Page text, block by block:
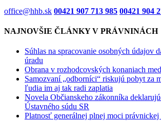
office@hhb.sk 00421 907 713 985 00421 904
NAJNOVŠIE ČLÁNKY V PRÁVNINÁCH
Súhlas na spracovanie osobných údajov
úradu
Obrana v rozhodcovských konaniach
Samozvaní „odborníci“ riskujú pobyt za
ľudia im aj tak radi zaplatia
Novela Občianskeho zákonníka
Ústavného súdu SR
Platnosť generálnej plnej moci právnickej